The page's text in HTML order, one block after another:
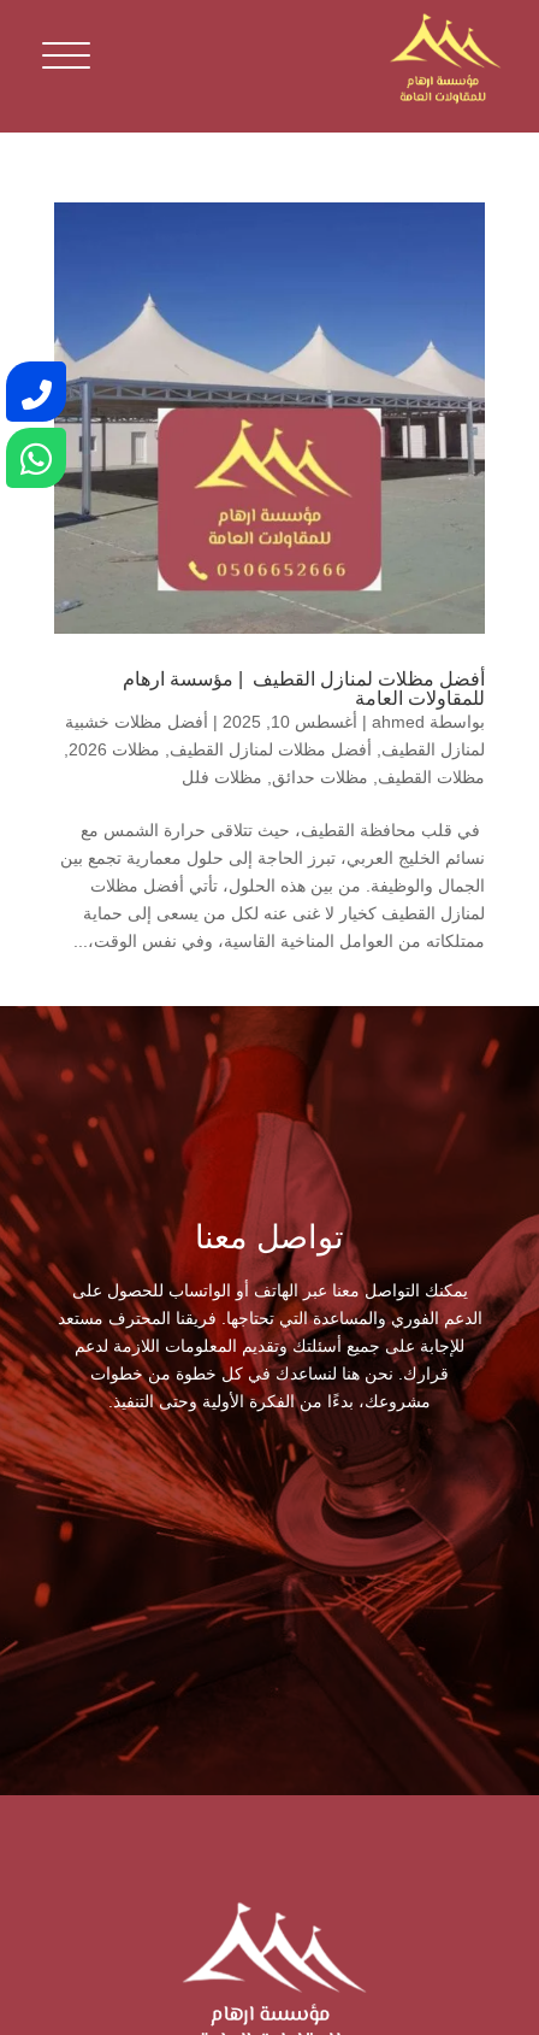
أفضل مظلات لمنازل القطيف | مؤسسة ارهام
للمقاولات العامة
بواسطة ahmed
| أغسطس 10, 2025 | أفضل مظلات خشبية
لمنازل القطيف, أفضل مظلات لمنازل القطيف, مظلات 2026
,
مظلات القطيف, مظلات حدائق, مظلات فلل
في قلب محافظة القطيف، حيث تتلاقى حرارة الشمس مع
نسائم الخليج العربي، تبرز الحاجة إلى حلول معمارية تجمع بين
الجمال والوظيفة. من بين هذه الحلول، تأتي أفضل مظلات
لمنازل القطيف كخيار لا غنى عنه لكل من يسعى إلى حماية
ممتلكاته من العوامل المناخية القاسية، وفي نفس الوقت،...
تواصل معنا
يمكنك التواصل معنا عبر الهاتف أو الواتساب للحصول على
الدعم الفوري والمساعدة التي تحتاجها. فريقنا المحترف مستعد
للإجابة على جميع أسئلتك وتقديم المعلومات اللازمة لدعم
قرارك. نحن هنا لنساعدك في كل خطوة من خطوات
مشروعك، بدءًا من الفكرة الأولية وحتى التنفيذ.